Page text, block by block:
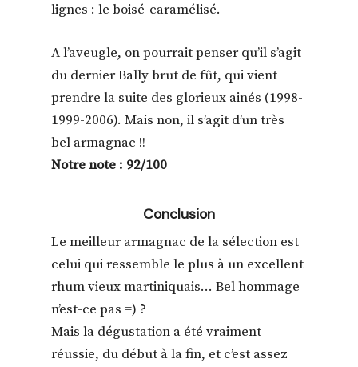
lignes : le boisé-caramélisé.
A l’aveugle, on pourrait penser qu’il s’agit
du dernier Bally brut de fût, qui vient
prendre la suite des glorieux ainés (1998-
1999-2006). Mais non, il s’agit d’un très
bel armagnac !!
Notre note : 92/100
Conclusion
Le meilleur armagnac de la sélection est
celui qui ressemble le plus à un excellent
rhum vieux martiniquais… Bel hommage
n’est-ce pas =) ?
Mais la dégustation a été vraiment
réussie, du début à la fin, et c’est assez